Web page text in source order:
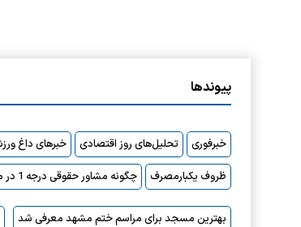
پیوندها
خبرفوری تحلیل‌های روز اقتصادی خبرهای داغ
ظروف یکبارمصرف
چگونه مشاور حقوقی درجه 1 در مشهد پیدا کنیم؟
بهترین مسجد برای مراسم ختم مشهد معرفی شد